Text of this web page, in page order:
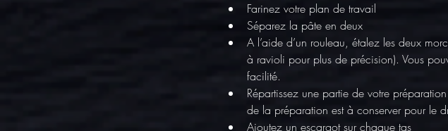
Farinez votre plan de travail
Séparez la pâte en deux
A l’aide d’un rouleau, étalez les deux
à ravioli pour plus de précision). Vous
facilité.
Répartissez une partie de votre
de la préparation est à conserver pour le
Ajoutez un escargot sur chaque tas